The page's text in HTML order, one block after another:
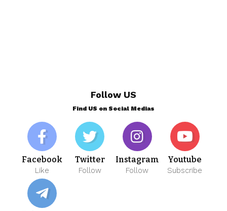
Follow US
Find US on Social Medias
Facebook
Like
Twitter
Follow
Instagram
Follow
Youtube
Subscribe